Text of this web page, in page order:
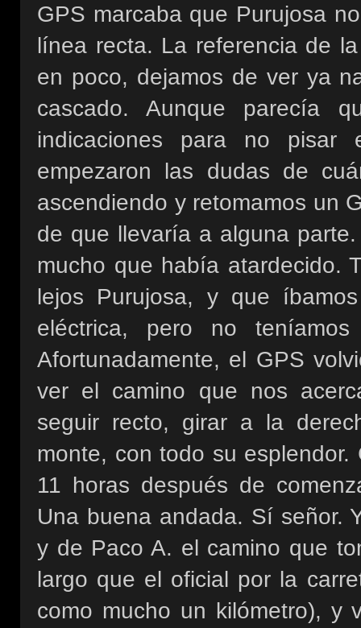
GPS marcaba que Purujosa
línea recta. La referencia de
en poco, dejamos de ver ya
cascado. Aunque parecía
indicaciones para no
empezaron las dudas de
ascendiendo y retomamos un
de que llevaría a alguna
mucho que había atardecido.
lejos Purujosa, y que
eléctrica, pero no
Afortunadamente, el GPS
ver el camino que nos
seguir recto, girar a la
monte, con todo su
11 horas después de
Una buena andada. Sí señor.
y de Paco A. el camino que
largo que el oficial por la
como mucho un kilómetro), y